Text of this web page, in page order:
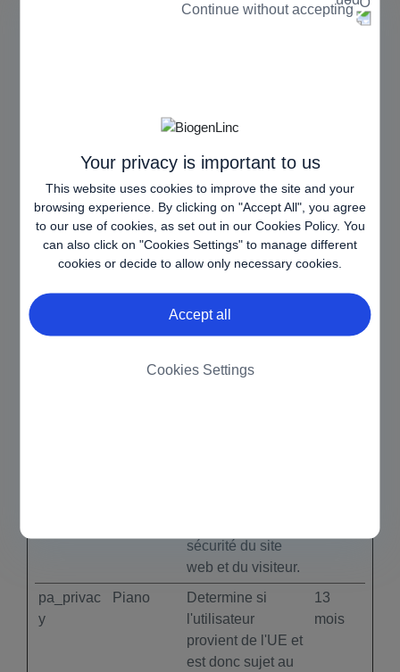
Your privacy is important to us
This website uses cookies to improve the site and your
browsing experience. By clicking on "Accept All", you agree
to our use of cookies, as set out in our Cookies Policy. You
can also click on "Cookies Settings" to manage different
cookies or decide to allow only necessary cookies.
Accept all
Cookies Settings
Continue without accepting
groupe de
l'équilibrage de
d'optimiser
l'expérience
utilisateur.
CookieCo
nsent
Cookiebot
Stocke
l'autorisation
domaine actuel
1
année
www.biog
Garantit la sécurité
sécurité du site
web et du visiteur.
pa_privac
y
Piano
Determine si
l'utilisateur
provient de l'UE et
est donc sujet au
13
mois